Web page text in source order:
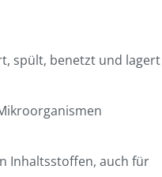
spült, benetzt und lagert
Inhaltsstoffen, auch für